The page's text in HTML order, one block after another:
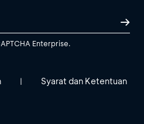
Enterprise.
| Syarat dan Ketentuan